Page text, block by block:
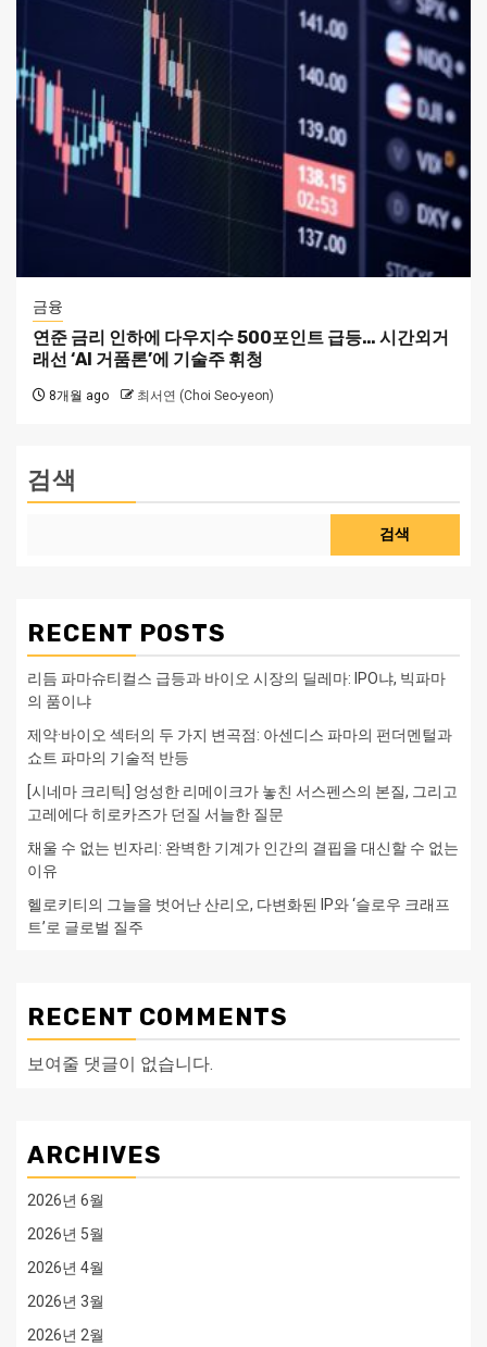
금융
연준 금리 인하에 다우지수 500포인트 급등… 시간외거
래선 ‘AI 거품론’에 기술주 휘청
8개월 ago 최서연 (Choi Seo-yeon)
검색
검색
RECENT POSTS
리듬 파마슈티컬스 급등과 바이오 시장의 딜레마: IPO냐, 빅파마
의 품이냐
제약·바이오 섹터의 두 가지 변곡점: 아센디스 파마의 펀더멘털과
쇼트 파마의 기술적 반등
[시네마 크리틱] 엉성한 리메이크가 놓친 서스펜스의 본질, 그리고
고레에다 히로카즈가 던질 서늘한 질문
채울 수 없는 빈자리: 완벽한 기계가 인간의 결핍을 대신할 수 없는
이유
헬로키티의 그늘을 벗어난 산리오, 다변화된 IP와 ‘슬로우 크래프
트’로 글로벌 질주
RECENT COMMENTS
보여줄 댓글이 없습니다.
ARCHIVES
2026년 6월
2026년 5월
2026년 4월
2026년 3월
2026년 2월